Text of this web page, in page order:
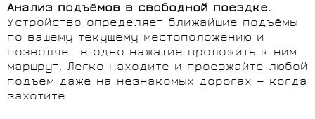
Анализ подъёмов в свободной поездке.
Устройство определяет ближайшие подъёмы
по вашему текущему местоположению и
позволяет в одно нажатие проложить к ним
маршрут. Легко находите и проезжайте любой
подъём даже на незнакомых дорогах — когда
захотите.